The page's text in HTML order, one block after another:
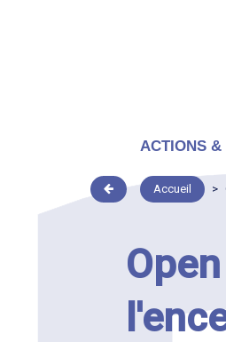
ACTIONS &
Accueil >